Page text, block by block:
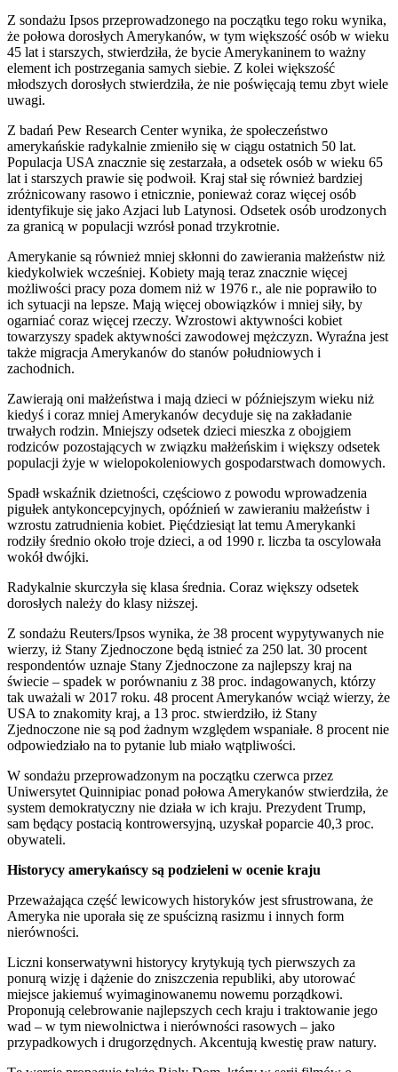
Z sondażu Ipsos przeprowadzonego na początku tego roku wynika,
że ​​połowa dorosłych Amerykanów, w tym większość osób w wieku
45 lat i starszych, stwierdziła, że ​​bycie Amerykaninem to ważny
element ich postrzegania samych siebie. Z kolei większość
młodszych dorosłych stwierdziła, że ​​nie poświęcają temu zbyt wiele
uwagi.
Z badań Pew Research Center wynika, że społeczeństwo
amerykańskie radykalnie zmieniło się w ciągu ostatnich 50 lat.
Populacja USA znacznie się zestarzała, a odsetek osób w wieku 65
lat i starszych prawie się podwoił. Kraj stał się również bardziej
zróżnicowany rasowo i etnicznie, ponieważ coraz więcej osób
identyfikuje się jako Azjaci lub Latynosi. Odsetek osób urodzonych
za granicą w populacji wzrósł ponad trzykrotnie.
Amerykanie są również mniej skłonni do zawierania małżeństw niż
kiedykolwiek wcześniej. Kobiety mają teraz znacznie więcej
możliwości pracy poza domem niż w 1976 r., ale nie poprawiło to
ich sytuacji na lepsze. Mają więcej obowiązków i mniej siły, by
ogarniać coraz więcej rzeczy. Wzrostowi aktywności kobiet
towarzyszy spadek aktywności zawodowej mężczyzn. Wyraźna jest
także migracja Amerykanów do stanów południowych i
zachodnich.
Zawierają oni małżeństwa i mają dzieci w późniejszym wieku niż
kiedyś i coraz mniej Amerykanów decyduje się na zakładanie
trwałych rodzin. Mniejszy odsetek dzieci mieszka z obojgiem
rodziców pozostających w związku małżeńskim i większy odsetek
populacji żyje w wielopokoleniowych gospodarstwach domowych.
Spadł wskaźnik dzietności, częściowo z powodu wprowadzenia
pigułek antykoncepcyjnych, opóźnień w zawieraniu małżeństw i
wzrostu zatrudnienia kobiet. Pięćdziesiąt lat temu Amerykanki
rodziły średnio około troje dzieci, a od 1990 r. liczba ta oscylowała
wokół dwójki.
Radykalnie skurczyła się klasa średnia. Coraz większy odsetek
dorosłych należy do klasy niższej.
Z sondażu Reuters/Ipsos wynika, że 38 procent wypytywanych nie
wierzy, iż Stany Zjednoczone będą istnieć za 250 lat. 30 procent
respondentów uznaje Stany Zjednoczone za najlepszy kraj na
świecie – spadek w porównaniu z 38 proc. indagowanych, którzy
tak uważali w 2017 roku. 48 procent Amerykanów wciąż wierzy, że
USA to znakomity kraj, a 13 proc. stwierdziło, iż Stany
Zjednoczone nie są pod żadnym względem wspaniałe. 8 procent nie
odpowiedziało na to pytanie lub miało wątpliwości.
W sondażu przeprowadzonym na początku czerwca przez
Uniwersytet Quinnipiac ponad połowa Amerykanów stwierdziła, że
​​system demokratyczny nie działa w ich kraju. Prezydent Trump,
sam będący postacią kontrowersyjną, uzyskał poparcie 40,3 proc.
obywateli.
Historycy amerykańscy są podzieleni w ocenie kraju
Przeważająca część lewicowych historyków jest sfrustrowana, że
Ameryka nie uporała się ze spuścizną rasizmu i innych form
nierówności.
Liczni konserwatywni historycy krytykują tych pierwszych za
ponurą wizję i dążenie do zniszczenia republiki, aby utorować
miejsce jakiemuś wyimaginowanemu nowemu porządkowi.
Proponują celebrowanie najlepszych cech kraju i traktowanie jego
wad – w tym niewolnictwa i nierówności rasowych – jako
przypadkowych i drugorzędnych. Akcentują kwestię praw natury.